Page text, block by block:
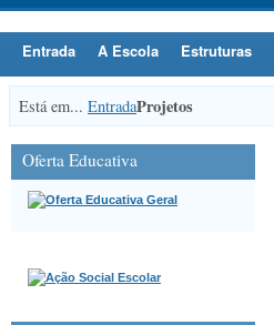
Entrada A Escola Estruturas
Está em... EntradaProjetos
Oferta Educativa